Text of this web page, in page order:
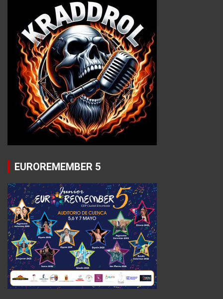
EUROREMEMBER 5